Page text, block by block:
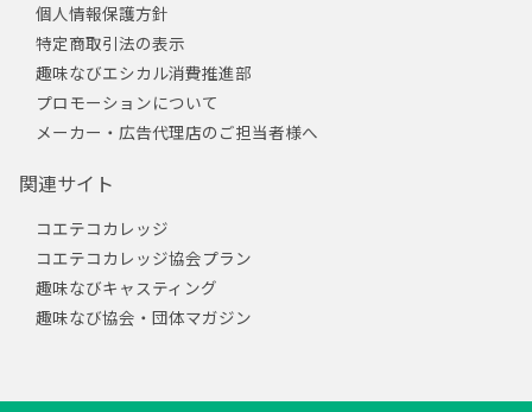
個人情報保護方針
特定商取引法の表示
趣味なびエシカル消費推進部
プロモーションについて
メーカー・広告代理店のご担当者様へ
関連サイト
コエテコカレッジ
コエテコカレッジ協会プラン
趣味なびキャスティング
趣味なび協会・団体マガジン